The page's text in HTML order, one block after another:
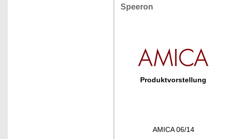
Speeron
Produktvorstellung
AMICA 06/14